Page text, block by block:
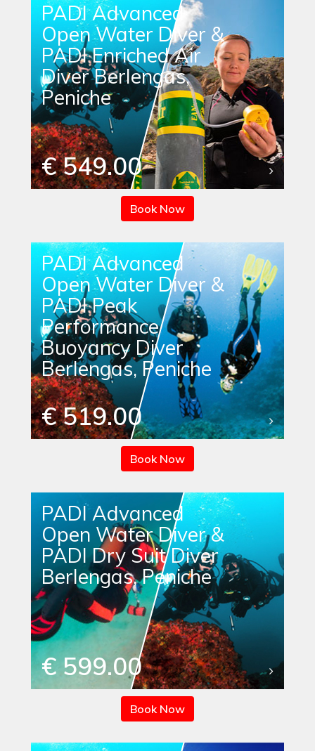
PADI Advanced
Open Water Diver &
PADI Enriched Air
Diver Berlengas,
Peniche
€ 549.00
Book Now
PADI Advanced
Open Water Diver &
PADI Peak
Performance
Buoyancy Diver
Berlengas, Peniche
€ 519.00
Book Now
PADI Advanced
Open Water Diver &
PADI Dry Suit Diver
Berlengas, Peniche
€ 599.00
Book Now